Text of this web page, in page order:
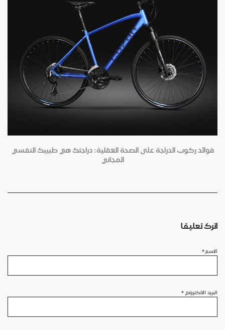
فوائد ركوب الدراجة على الصحة العقلية: دراجتك هي طبيبك النفسي
المجاني
اترك تعليقا
الاسم *
البريد الالكتروني *